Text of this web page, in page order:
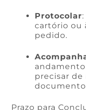
Protocolar
cartório ou
pedido.
andamento
precisar de
Prazo para